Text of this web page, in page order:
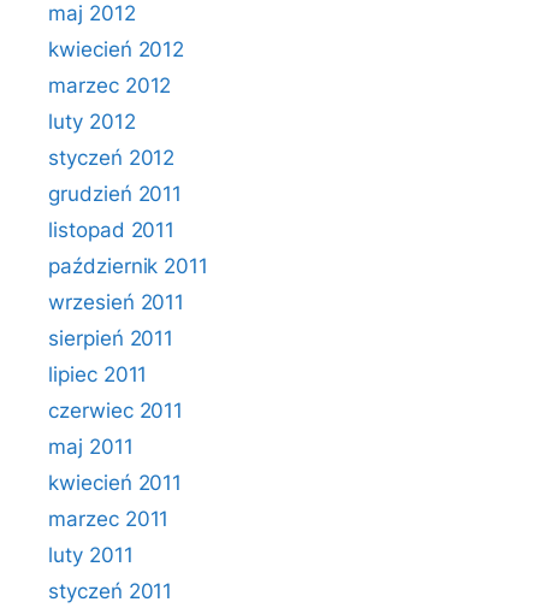
maj 2012
kwiecień 2012
marzec 2012
luty 2012
styczeń 2012
grudzień 2011
listopad 2011
październik 2011
wrzesień 2011
sierpień 2011
lipiec 2011
czerwiec 2011
maj 2011
kwiecień 2011
marzec 2011
luty 2011
styczeń 2011